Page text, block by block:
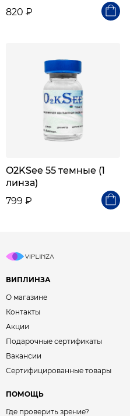
820 ₽
O2KSee 55 темные (1
линза)
799 ₽
ВИПЛИНЗА
О магазине
Контакты
Акции
Подарочные сертификаты
Вакансии
Сертифицированные товары
ПОМОЩЬ
Где проверить зрение?